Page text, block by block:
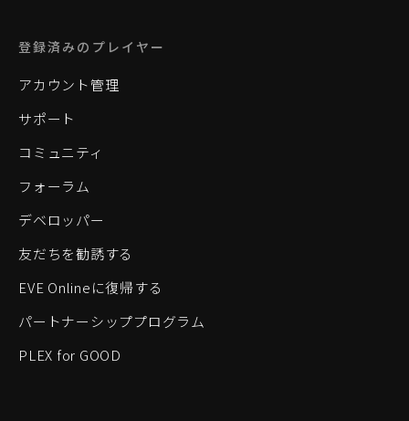
登録済みのプレイヤー
アカウント管理
サポート
コミュニティ
フォーラム
デベロッパー
友だちを勧誘する
EVE Onlineに復帰する
パートナーシッププログラム
PLEX for GOOD